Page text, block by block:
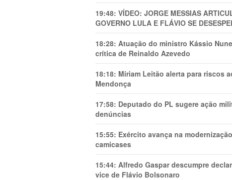
19:48: VÍDEO: JORGE MESSIAS
GOVERNO LULA E FLÁVIO SE
18:28: Atuação do ministro Kássio
crítica de Reinaldo Azevedo
18:18: Míriam Leitão alerta para riscos
Mendonça
17:58: Deputado do PL sugere ação
denúncias
15:55: Exército avança na
camicases
15:44: Alfredo Gaspar descumpre
vice de Flávio Bolsonaro